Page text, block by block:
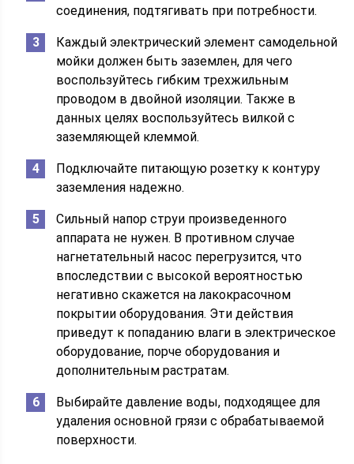
соединения, подтягивать при потребности.
Каждый электрический элемент самодельной
мойки должен быть заземлен, для чего
воспользуйтесь гибким трехжильным
проводом в двойной изоляции. Также в
данных целях воспользуйтесь вилкой с
заземляющей клеммой.
Подключайте питающую розетку к контуру
заземления надежно.
Сильный напор струи произведенного
аппарата не нужен. В противном случае
нагнетательный насос перегрузится, что
впоследствии с высокой вероятностью
негативно скажется на лакокрасочном
покрытии оборудования. Эти действия
приведут к попаданию влаги в электрическое
оборудование, порче оборудования и
дополнительным растратам.
Выбирайте давление воды, подходящее для
удаления основной грязи с обрабатываемой
поверхности.